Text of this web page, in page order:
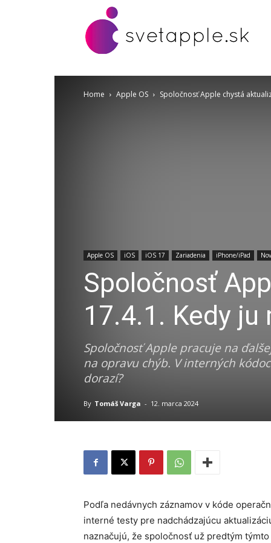
Home Apple OS Spoločnosť Apple chystá
Apple OS iOS iOS 17 Zariadenia iPhone/iPad
Spoločnosť
17.4.1. Kedy ju
Spoločnosť Apple pracuje na
na opravu chýb. V interných
dorazí?
By Tomáš Varga - 12. marca 2024
Podľa nedávnych záznamov v kóde
interné testy pre nadchádzajúcu
naznačujú, že spoločnosť už predtým